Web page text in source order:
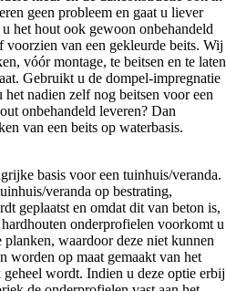
geen probleem en gaat u liever
het hout ook gewoon onbehandeld
van een gekleurde beits. Wij
vóór montage, te beitsen en te laten
Gebruikt u de dompel-impregnatie
het nadien zelf nog beitsen voor een
onbehandeld leveren? Dan
van een beits op waterbasis.
basis voor een tuinhuis/veranda.
veranda op bestrating,
geplaatst en omdat dit van beton is,
onderprofielen voorkomt u
waardoor deze niet kunnen
worden op maat gemaakt van het
wordt. Indien u deze optie erbij